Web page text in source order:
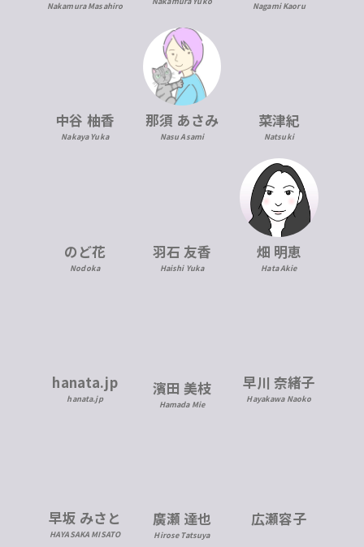
Nakamura Masahiro Nagami Kaoru
中谷 柚香
Nakaya Yuka
那須 あさみ
Nasu Asami
菜津紀
Natsuki
のど花
Nodoka
羽石 友香
Haishi Yuka
畑 明恵
Hata Akie
hanata.jp
hanata.jp
濱田 美枝
Hamada Mie
早川 奈緒子
Hayakawa Naoko
早坂 みさと
HAYASAKA MISATO
廣瀬 達也
Hirose Tatsuya
広瀬容子